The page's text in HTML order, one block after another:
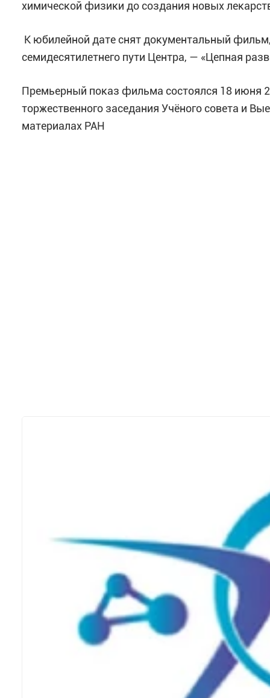
химической физики до создания новых
К юбилейной дате снят документальный
семидесятилетнего пути Центра, — «Цепная
Премьерный показ фильма состоялся 18 июня
торжественного заседания Учёного совета и
материалах РАН